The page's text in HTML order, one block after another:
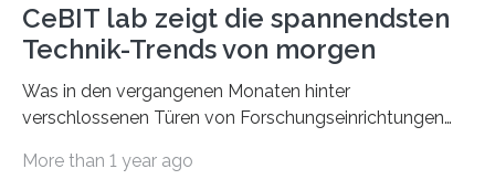
CeBIT lab zeigt die spannendsten
Technik-Trends von morgen
Was in den vergangenen Monaten hinter
verschlossenen Türen von Forschungseinrichtungen
sichert, präsentiert…
More than 1 year ago